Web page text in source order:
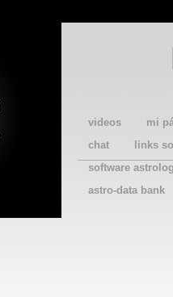
videos
mi
chat
links
software
astro-data bank